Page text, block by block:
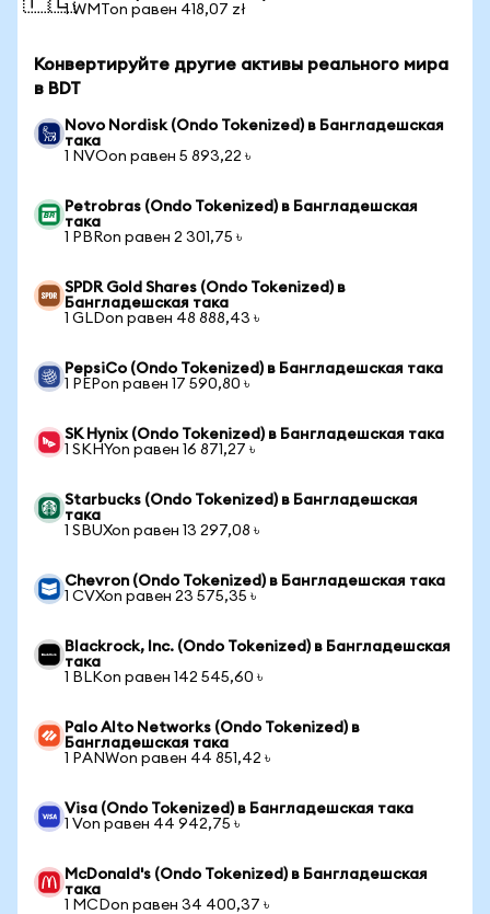
1 WMTon равен 418,07 zł
Конвертируйте другие активы реального мира
в BDT
Novo Nordisk (Ondo Tokenized) в Бангладешская
така
1 NVOon равен 5 893,22 ৳
Petrobras (Ondo Tokenized) в Бангладешская
така
1 PBRon равен 2 301,75 ৳
SPDR Gold Shares (Ondo Tokenized) в
Бангладешская така
1 GLDon равен 48 888,43 ৳
PepsiCo (Ondo Tokenized) в Бангладешская така
1 PEPon равен 17 590,80 ৳
SK Hynix (Ondo Tokenized) в Бангладешская така
1 SKHYon равен 16 871,27 ৳
Starbucks (Ondo Tokenized) в Бангладешская
така
1 SBUXon равен 13 297,08 ৳
Chevron (Ondo Tokenized) в Бангладешская така
1 CVXon равен 23 575,35 ৳
Blackrock, Inc. (Ondo Tokenized) в Бангладешская
така
1 BLKon равен 142 545,60 ৳
Palo Alto Networks (Ondo Tokenized) в
Бангладешская така
1 PANWon равен 44 851,42 ৳
Visa (Ondo Tokenized) в Бангладешская така
1 Von равен 44 942,75 ৳
McDonald's (Ondo Tokenized) в Бангладешская
така
1 MCDon равен 34 400,37 ৳